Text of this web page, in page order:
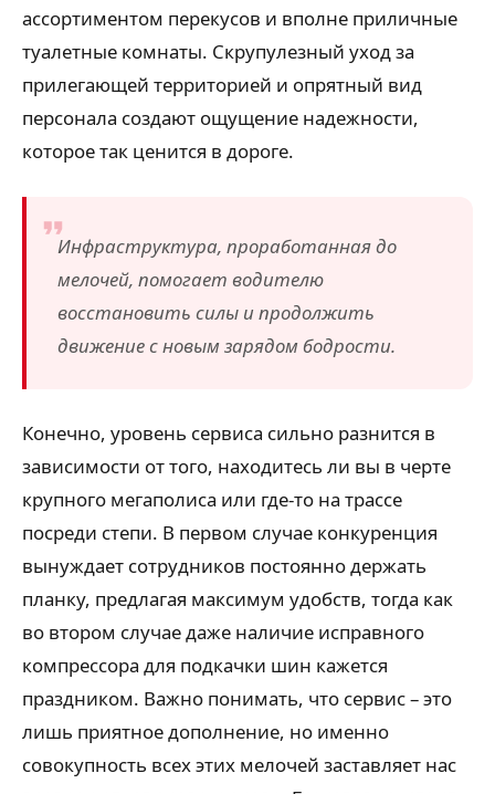
ассортиментом перекусов и вполне приличные
туалетные комнаты. Скрупулезный уход за
прилегающей территорией и опрятный вид
персонала создают ощущение надежности,
которое так ценится в дороге.
Инфраструктура, проработанная до
мелочей, помогает водителю
восстановить силы и продолжить
движение с новым зарядом бодрости.
Конечно, уровень сервиса сильно разнится в
зависимости от того, находитесь ли вы в черте
крупного мегаполиса или где-то на трассе
посреди степи. В первом случае конкуренция
вынуждает сотрудников постоянно держать
планку, предлагая максимум удобств, тогда как
во втором случае даже наличие исправного
компрессора для подкачки шин кажется
праздником. Важно понимать, что сервис – это
лишь приятное дополнение, но именно
совокупность всех этих мелочей заставляет нас